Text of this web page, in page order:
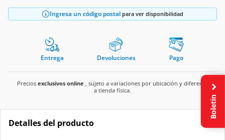
Ingresa un código postal para ver disponibilidad
Entrega Devoluciones Pago
Precios exclusivos online , sujeto a variaciones por ubicación y diferente
a tienda física.
Detalles del producto
Boletín